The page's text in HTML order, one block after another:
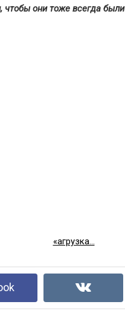
чтобы они тоже всегда
«агрузка...